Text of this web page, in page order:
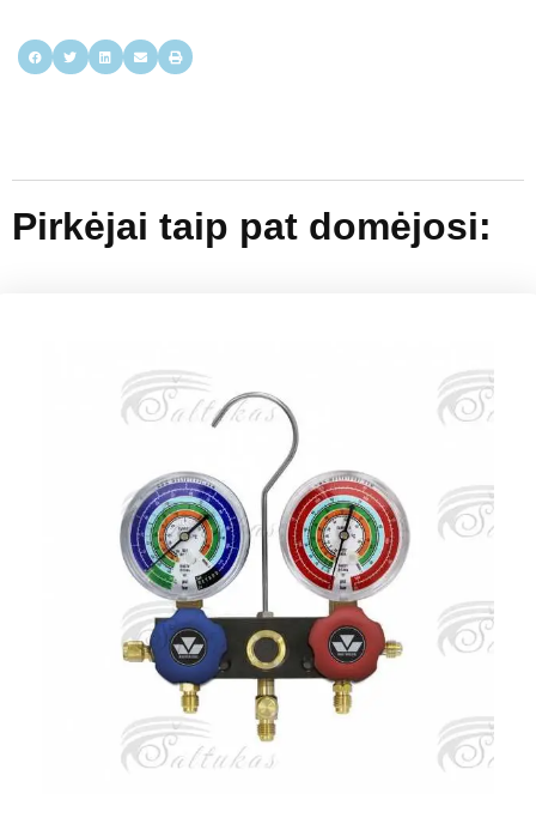
Pirkėjai taip pat domėjosi: